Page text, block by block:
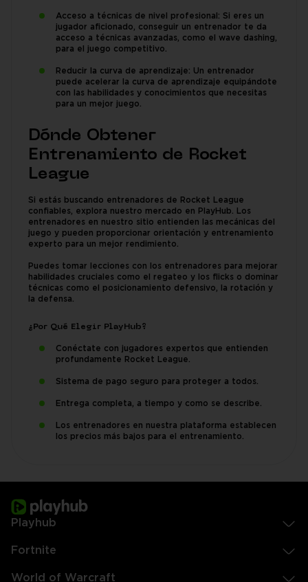
Acceso a técnicas de nivel profesional: Si eres un
jugador aficionado, conseguir un entrenador te da
acceso a técnicas avanzadas, como el wave dashing,
para el juego competitivo.
Reducir la curva de aprendizaje: Un entrenador
puede acelerar la curva de aprendizaje equipándote
con las habilidades y conocimientos que necesitas
para un mejor juego.
Dónde Obtener
Entrenamiento de Rocket
League
Si estás buscando entrenadores de Rocket League
confiables, explora nuestro mercado en PlayHub. Los
entrenadores en nuestro sitio entienden las mecánicas del
juego y pueden proporcionar orientación y entrenamiento
experto para un mejor rendimiento.
Puedes tomar lecciones con los entrenadores para mejorar
habilidades cruciales como el regateo y los flicks o dominar
técnicas como el posicionamiento defensivo, la rotación y
la defensa.
¿Por Qué Elegir PlayHub?
Conéctate con jugadores expertos que entienden
profundamente Rocket League.
Sistema de pago seguro para proteger a todos.
Entrega completa, a tiempo y como se describe.
Los entrenadores en nuestra plataforma establecen
los precios más bajos para el entrenamiento.
Playhub
Fortnite
World of Warcraft